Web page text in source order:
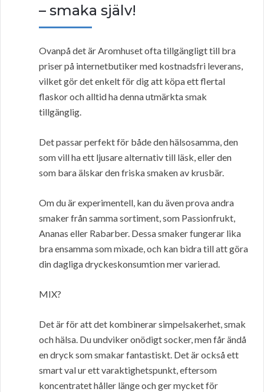
– smaka själv!
Ovanpå det är Aromhuset ofta tillgängligt till bra
priser på internetbutiker med kostnadsfri leverans,
vilket gör det enkelt för dig att köpa ett flertal
flaskor och alltid ha denna utmärkta smak
tillgänglig.
Det passar perfekt för både den hälsosamma, den
som vill ha ett ljusare alternativ till läsk, eller den
som bara älskar den friska smaken av krusbär.
Om du är experimentell, kan du även prova andra
smaker från samma sortiment, som Passionfrukt,
Ananas eller Rabarber. Dessa smaker fungerar lika
bra ensamma som mixade, och kan bidra till att göra
din dagliga dryckeskonsumtion mer varierad.
MIX?
Det är för att det kombinerar simpelsakerhet, smak
och hälsa. Du undviker onödigt socker, men får ändå
en dryck som smakar fantastiskt. Det är också ett
smart val ur ett varaktighetspunkt, eftersom
koncentratet håller länge och ger mycket för